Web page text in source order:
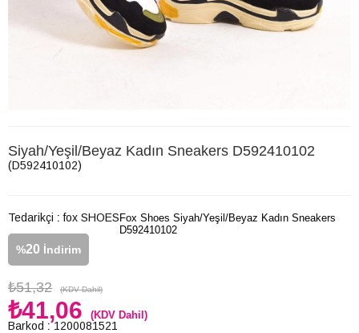
Siyah/Yeşil/Beyaz Kadın Sneakers D592410102
(D592410102)
Tedarikçi : fox SHOES
%20 İndirim
₺51,32 (KDV Dahil)
₺41,06 (KDV Dahil)
Barkod : 1200081521
Fox Shoes Siyah/Yeşil/Beyaz Kadın Sneakers
D592410102